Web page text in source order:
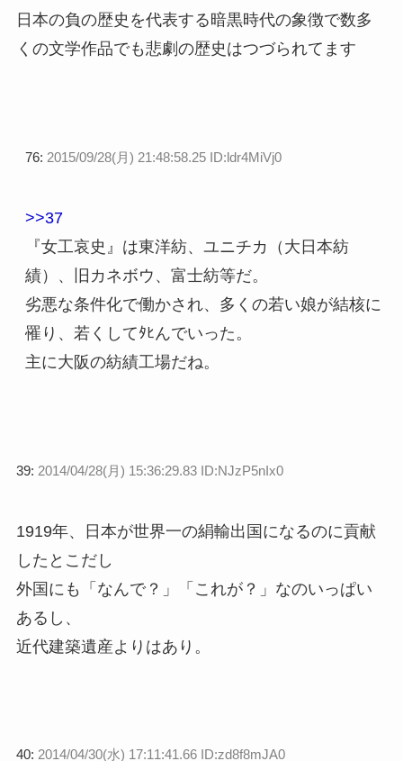
日本の負の歴史を代表する暗黒時代の象徴で数多
くの文学作品でも悲劇の歴史はつづられてます
76: 2015/09/28(月) 21:48:58.25 ID:ldr4MiVj0
>>37
『女工哀史』は東洋紡、ユニチカ（大日本紡
績）、旧カネボウ、富士紡等だ。
劣悪な条件化で働かされ、多くの若い娘が結核に
罹り、若くしてﾀﾋんでいった。
主に大阪の紡績工場だね。
39: 2014/04/28(月) 15:36:29.83 ID:NJzP5nIx0
1919年、日本が世界一の絹輸出国になるのに貢献
したとこだし
外国にも「なんで？」「これが？」なのいっぱい
あるし、
近代建築遺産よりはあり。
40: 2014/04/30(水) 17:11:41.66 ID:zd8f8mJA0